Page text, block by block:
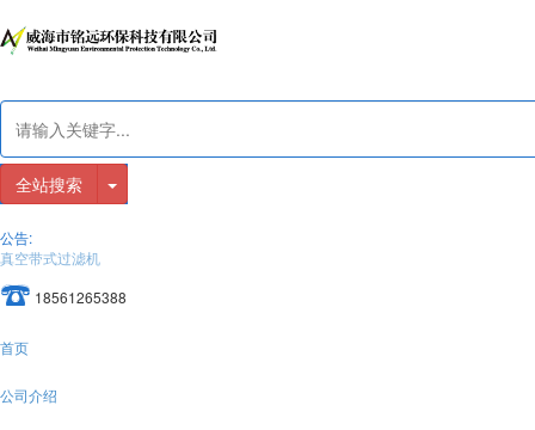
全站搜索
公告:
真空带式过滤机
18561265388
首页
公司介绍